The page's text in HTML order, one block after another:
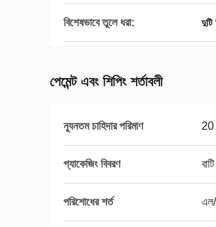
বিশেষভাবে তুলে ধরা: দুটি
পেমেন্ট এবং শিপিং শর্তাবলী
ন্যূনতম চাহিদার পরিমাণ 20
প্যাকেজিং বিবরণ বাটি
পরিশোধের শর্ত এল/